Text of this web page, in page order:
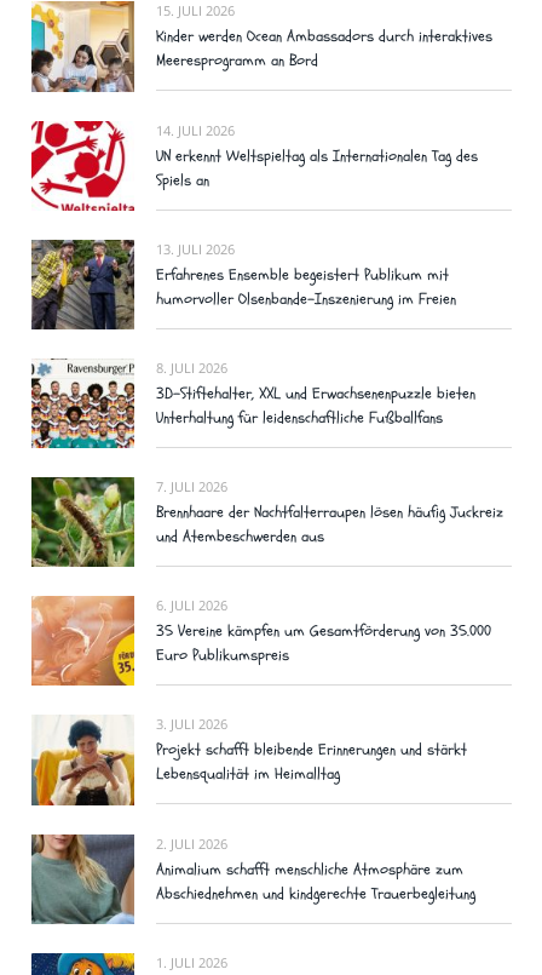
15. JULI 2026
Kinder werden Ocean Ambassadors durch interaktives
Meeresprogramm an Bord
14. JULI 2026
UN erkennt Weltspieltag als Internationalen Tag des
Spiels an
13. JULI 2026
Erfahrenes Ensemble begeistert Publikum mit
humorvoller Olsenbande-Inszenierung im Freien
8. JULI 2026
3D-Stiftehalter, XXL und Erwachsenenpuzzle bieten
Unterhaltung für leidenschaftliche Fußballfans
7. JULI 2026
Brennhaare der Nachtfalterraupen lösen häufig Juckreiz
und Atembeschwerden aus
6. JULI 2026
35 Vereine kämpfen um Gesamtförderung von 35.000
Euro Publikumspreis
3. JULI 2026
Projekt schafft bleibende Erinnerungen und stärkt
Lebensqualität im Heimalltag
2. JULI 2026
Animalium schafft menschliche Atmosphäre zum
Abschiednehmen und kindgerechte Trauerbegleitung
1. JULI 2026